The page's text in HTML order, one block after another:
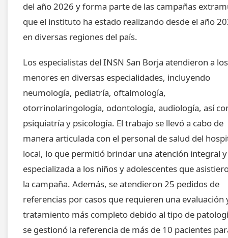
del año 2026 y forma parte de las campañas
que el instituto ha estado realizando desde el año
en diversas regiones del país.
Los especialistas del INSN San Borja atendieron a los
menores en diversas especialidades, incluyendo
neumología, pediatría, oftalmología,
otorrinolaringología, odontología, audiología, así
psiquiatría y psicología. El trabajo se llevó a cabo de
manera articulada con el personal de salud del
local, lo que permitió brindar una atención integral y
especializada a los niños y adolescentes que
la campaña. Además, se atendieron 25 pedidos de
referencias por casos que requieren una evaluación
tratamiento más completo debido al tipo de
se gestionó la referencia de más de 10 pacientes